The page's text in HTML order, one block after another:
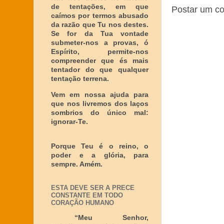
Postar um
de tentações, em que
caímos por termos abusado
da razão que Tu nos destes.
Se for da Tua vontade
submeter-nos a provas, ó
Espírito, permite-nos
compreender que és mais
tentador do que qualquer
tentação terrena.
Vem em nossa ajuda para
que nos livremos dos laços
sombrios do único mal:
ignorar-Te.
Porque Teu é o reino, o
poder e a glória, para
sempre. Amém.
ESTA DEVE SER A PRECE
CONSTANTE EM TODO
CORAÇÃO HUMANO
“Meu Senhor,